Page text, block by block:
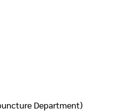
Department)